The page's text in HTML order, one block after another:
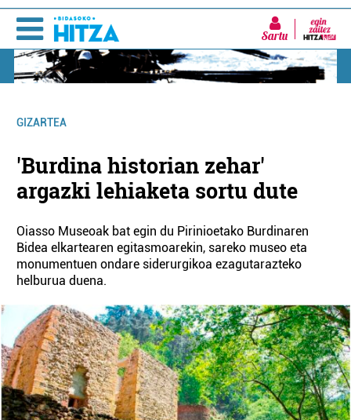
Sartu
GIZARTEA
'Burdina historian zehar'
argazki lehiaketa sortu dute
Oiasso Museoak bat egin du Pirinioetako Burdinaren
Bidea elkartearen egitasmoarekin, sareko museo eta
monumentuen ondare siderurgikoa ezagutarazteko
helburua duena.